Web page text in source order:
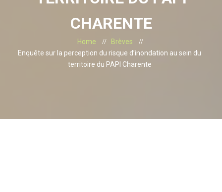
CHARENTE
Home
Brèves
Enquête sur la perception du risque d’inondation au sein du
territoire du PAPI Charente